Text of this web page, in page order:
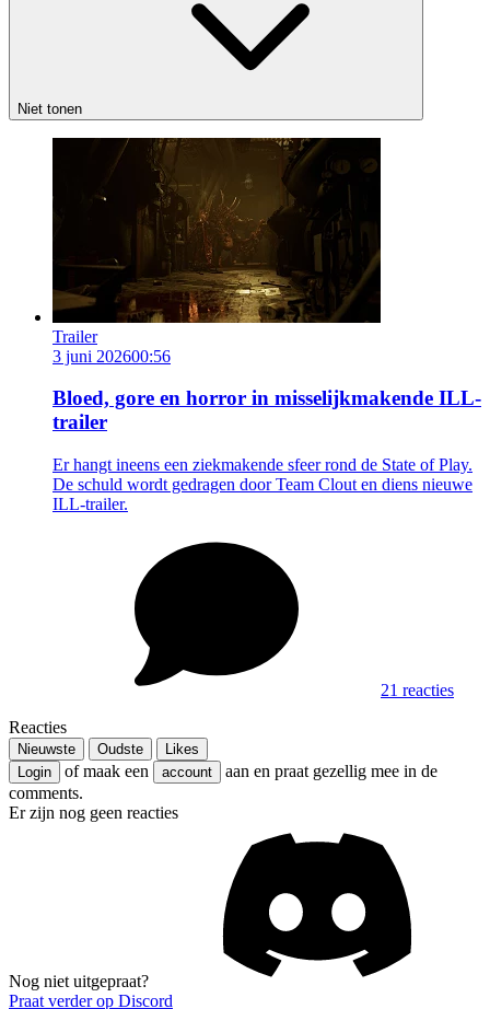
Niet tonen
Trailer
3 juni 202600:56
Bloed, gore en horror in misselijkmakende ILL-
trailer
Er hangt ineens een ziekmakende sfeer rond de State of Play.
De schuld wordt gedragen door Team Clout en diens nieuwe
ILL-trailer.
21 reacties
Reacties
Nieuwste Oudste
Likes
Login
of maak een account
aan en praat gezellig mee in de
comments.
Er zijn nog geen reacties
Nog niet uitgepraat?
Praat verder op Discord